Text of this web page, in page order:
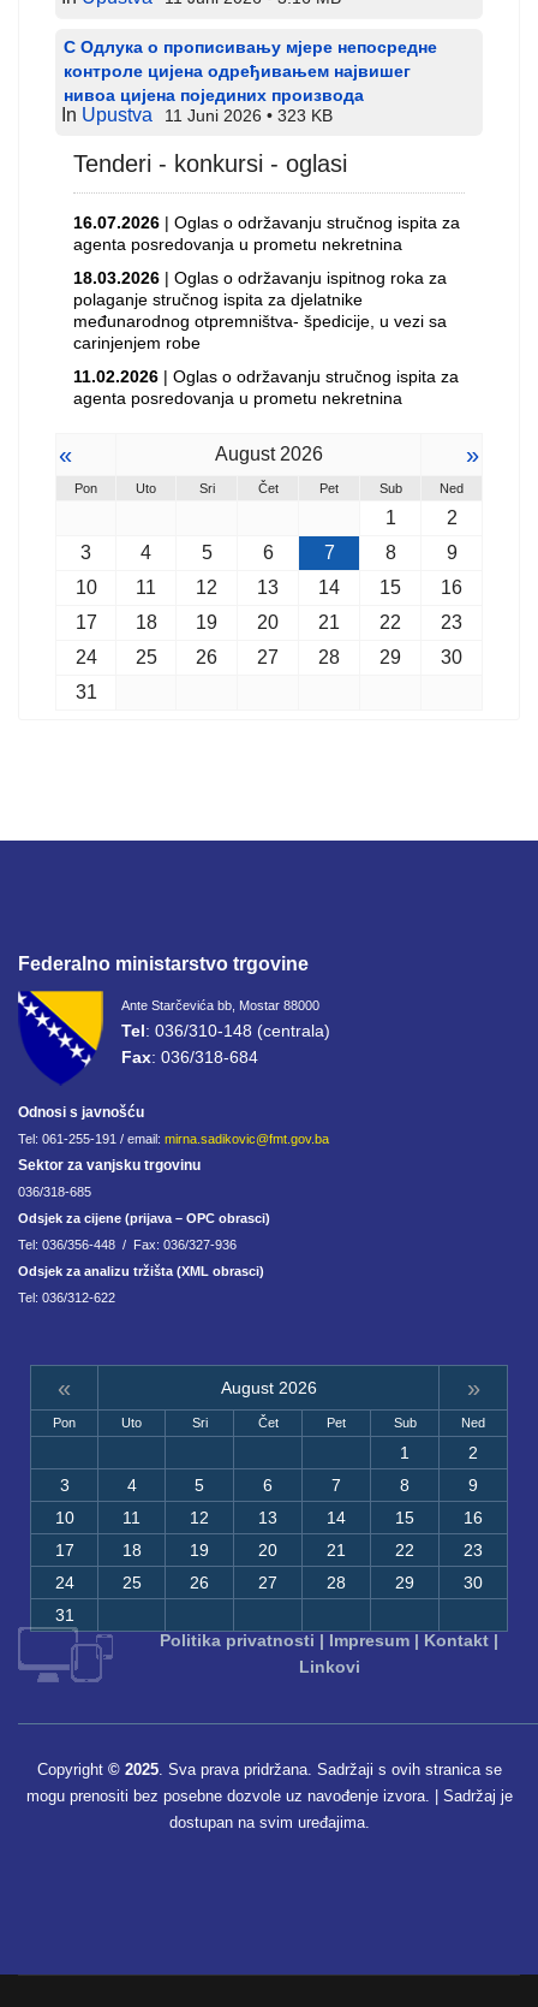
С Одлука о прописивању мјере непосредне
контроле цијена одређивањем највишег
нивоа цијена појединих производа
In Upustva 11 Juni 2026 323 KB
Tenderi - konkursi - oglasi
16.07.2026 | Oglas o održavanju stručnog ispita za
agenta posredovanja u prometu nekretnina
18.03.2026 | Oglas o održavanju ispitnog roka za
polaganje stručnog ispita za djelatnike
međunarodnog otpremništva- špedicije, u vezi sa
carinjenjem robe
11.02.2026 | Oglas o održavanju stručnog ispita za
agenta posredovanja u prometu nekretnina
« August 2026 »
Pon Uto Sri Čet Pet Sub Ned
1
2
3
4 5 6 7 8
9
10
11 12 13 14 15
16
17
18 19 20 21 22
23
24
25 26 27 28 29
30
31
Federalno ministarstvo trgovine
Ante Starčevića bb, Mostar 88000
Tel: 036/310-148 (centrala)
Fax: 036/318-684
Odnosi s javnošću
Tel: 061-255-191 / email: mirna.sadikovic@fmt.gov.ba
Sektor za vanjsku trgovinu
036/318-685
Odsjek za cijene (prijava – OPC obrasci)
Tel: 036/356-448 / Fax: 036/327-936
Odsjek za analizu tržišta (XML obrasci)
Tel: 036/312-622
« August 2026 »
Pon Uto Sri Čet Pet Sub Ned
1
2
3
4 5 6 7 8
9
10
11 12 13 14 15
16
17
18 19 20 21 22
23
24
25 26 27 28 29
30
31
Politika privatnosti | Impresum | Kontakt |
Linkovi
Copyright © 2025. Sva prava pridržana. Sadržaji s ovih stranica se
mogu prenositi bez posebne dozvole uz navođenje izvora. | Sadržaj je
dostupan na svim uređajima.